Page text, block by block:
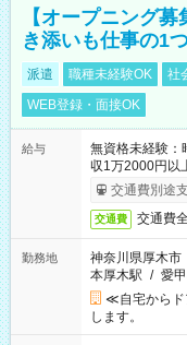
【オープニング
き添いも仕事の1
派遣 職種未経験OK 社
WEB登録・面接OK
給与
無資格未経験
収1万2000円以
交通費別途
交通費 交通費
勤務地
神奈川県厚木市
本厚木駅 / 愛
≪自宅からド
します。